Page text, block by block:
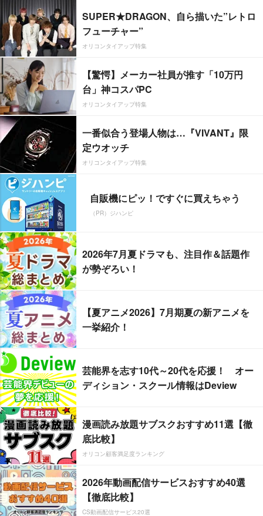
SUPER★DRAGON、自ら描いた”レトロ
フューチャー”
オリコンタイアップ特集
【驚愕】メーカー社員が推す「10万円
台」神コスパPC
オリコンタイアップ特集
一番似合う登場人物は…『VIVANT』限
定ウオッチ
オリコンタイアップ特集
自販機にピッ！ですぐに買えちゃう
（PR）ジハンピ
2026年7月夏ドラマも、注目作＆話題作
が勢ぞろい！
【夏アニメ2026】7月期夏の新アニメを
一挙紹介！
芸能界を志す10代～20代を応援！ オー
ディション・スクール情報はDeview
漫画読み放題サブスクおすすめ11選【徹
底比較】
オリコン顧客満足度ランキング
2026年動画配信サービスおすすめ40選
【徹底比較】
CS動画配信サービス20選